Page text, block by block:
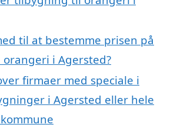
til at bestemme prisen på
i Agersted?
firmaer med speciale i
i Agersted eller hele